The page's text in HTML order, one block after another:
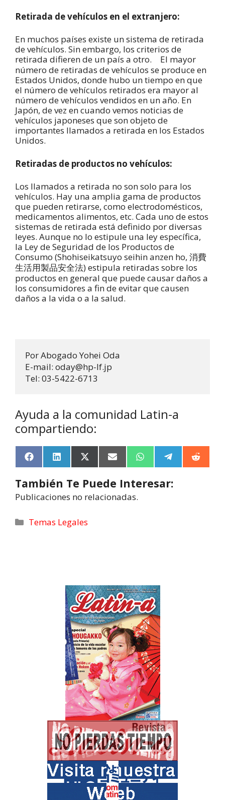
Retirada de vehículos en el extranjero:
En muchos países existe un sistema de retirada
de vehículos. Sin embargo, los criterios de
retirada difieren de un país a otro.
El mayor
número de retiradas de vehículos se produce en
Estados Unidos, donde hubo un tiempo en que
el número de vehículos retirados era mayor al
número de vehículos vendidos en un año. En
Japón, de vez en cuando vemos noticias de
vehículos japoneses que son objeto de
importantes llamados a retirada en los Estados
Unidos.
Retiradas de productos no vehículos:
Los llamados a retirada no son solo para los
vehículos. Hay una amplia gama de productos
que pueden retirarse, como electrodomésticos,
medicamentos alimentos, etc. Cada uno de estos
sistemas de retirada está definido por diversas
leyes. Aunque no lo estipule una ley específica,
la Ley de Seguridad de los Productos de
Consumo (Shohiseikatsuyo seihin anzen ho, 消費
生活用製品安全法) estipula retiradas sobre los
productos en general que puede causar daños a
los consumidores a fin de evitar que causen
daños a la vida o a la salud.
Por Abogado Yohei Oda
E-mail: oday@hp-lf.jp
Tel: 03-5422-6713
Ayuda a la comunidad Latin-a
compartiendo:
F
a
e
b
o
k
L
i
k
e
d
n
X
(
w
i
t
E
m
a
l
W
h
t
e
e
R
e
También Te Puede Interesar:
Publicaciones no relacionadas.
Temas Legales